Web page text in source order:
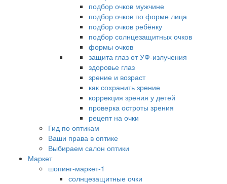
подбор очков мужчине
подбор очков по форме лица
подбор очков ребёнку
подбор солнцезащитных очков
формы очков
защита глаз от УФ-излучения
здоровье глаз
зрение и возраст
как сохранить зрение
коррекция зрения у детей
проверка остроты зрения
рецепт на очки
Гид по оптикам
Ваши права в оптике
Выбираем салон оптики
Маркет
шопинг-маркет-1
солнцезащитные очки